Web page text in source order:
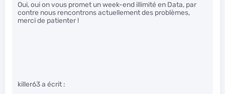
Oui, oui on vous promet un week-end illimité en Data, par
contre nous rencontrons actuellement des problèmes,
merci de patienter !
killer63 a écrit :